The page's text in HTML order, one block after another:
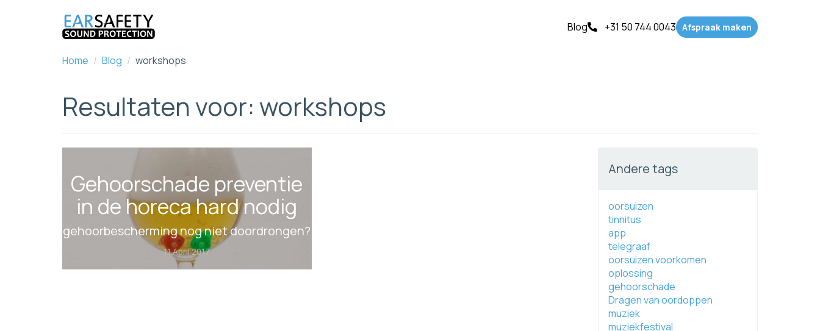
Blog +31 50 744 0043 Afspraak maken
Home / Blog / workshops
Resultaten voor: workshops
Andere tags
oorsuizen
tinnitus
app
telegraaf
oorsuizen voorkomen
oplossing
gehoorschade
Dragen van oordoppen
muziek
muziekfestival
Gehoorschade preventie
in de horeca hard nodig
gehoorbescherming nog niet doordrongen?
11 April 2017